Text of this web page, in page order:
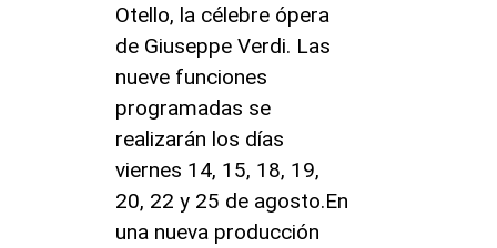
Otello, la célebre ópera
de Giuseppe Verdi. Las
nueve funciones
programadas se
realizarán los días
viernes 14, 15, 18, 19,
20, 22 y 25 de agosto.En
una nueva producción